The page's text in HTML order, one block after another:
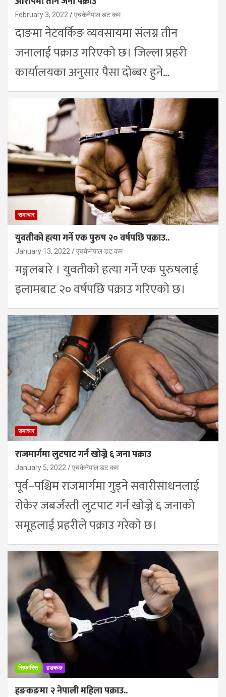
February 3, 2022 एचकेनेपाल डट कम
दाङमा नेटवर्किङ व्यवसायमा संलग्न तीन
जनालाई पक्राउ गरिएको छ। जिल्ला प्रहरी
कार्यालयका अनुसार पैसा दोब्बर हुने…
समाचार
युवतीको हत्या गर्ने एक पुरुष २० वर्षपछि पक्राउ..
January 13, 2022 एचकेनेपाल डट कम
मङ्गलबारे । युवतीको हत्या गर्ने एक पुरुषलाई
इलामबाट २० वर्षपछि पक्राउ गरिएको छ।
समाचार
राजमार्गमा लुटपाट गर्न खोज्ने ६ जना पक्राउ
January 5, 2022 एचकेनेपाल डट कम
पूर्व–पश्चिम राजमार्गमा गुड्ने सवारीसाधनलाई
रोकेर जबर्जस्ती लुटपाट गर्न खोज्ने ६ जनाको
समूहलाई प्रहरीले पक्राउ गरेको छ।
सिफारिस हङकङ
हङकङमा २ नेपाली महिला पक्राउ..